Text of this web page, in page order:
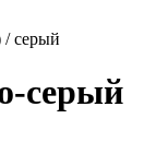
/ серый
серый